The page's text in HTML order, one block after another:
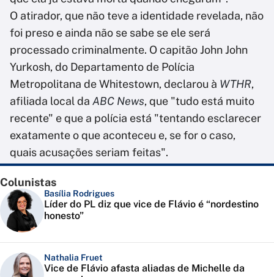
O atirador, que não teve a identidade revelada, não
foi preso e ainda não se sabe se ele será
processado criminalmente. O capitão John John
Yurkosh, do Departamento de Polícia
Metropolitana de Whitestown, declarou à WTHR,
afiliada local da ABC News, que "tudo está muito
recente" e que a polícia está "tentando esclarecer
exatamente o que aconteceu e, se for o caso,
quais acusações seriam feitas".
Colunistas
Basília Rodrigues
Líder do PL diz que vice de Flávio é “nordestino
honesto”
Nathalia Fruet
Vice de Flávio afasta aliadas de Michelle da